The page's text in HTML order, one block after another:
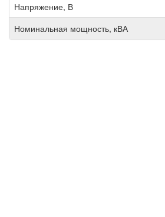
Напряжение, В
Номинальная мощность, кВА